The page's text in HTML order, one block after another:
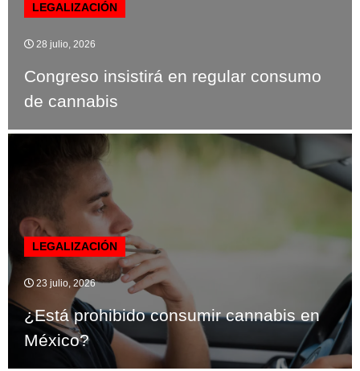
LEGALIZACIÓN
28 julio, 2026
Congreso insistirá en regular consumo
de cannabis
LEGALIZACIÓN
23 julio, 2026
¿Está prohibido consumir cannabis en
México?